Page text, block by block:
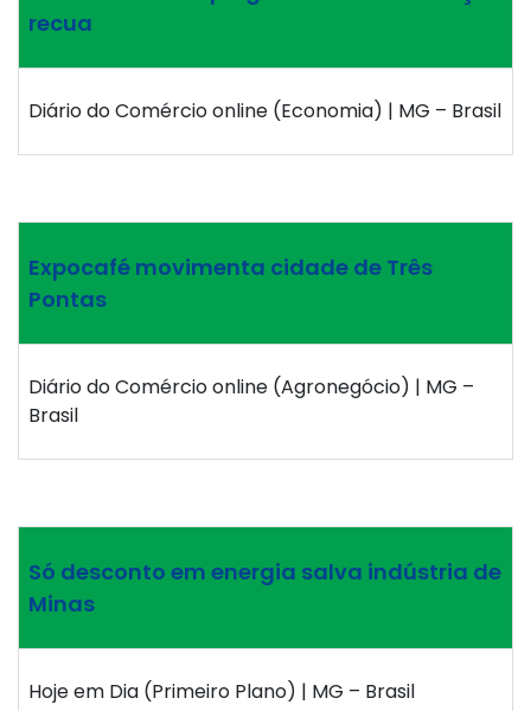
recua
Diário do Comércio online (Economia) | MG – Brasil
Expocafé movimenta cidade de Três
Pontas
Diário do Comércio online (Agronegócio) | MG –
Brasil
Só desconto em energia salva indústria de
Minas
Hoje em Dia (Primeiro Plano) | MG – Brasil